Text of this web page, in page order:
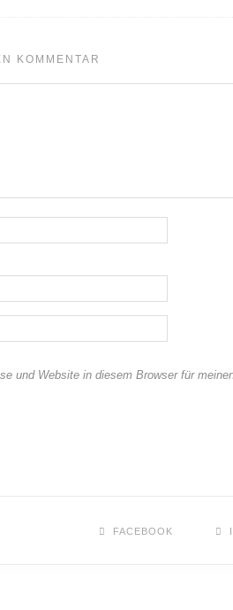
KOMMENTAR
und Website in diesem Browser für
FACEBOOK